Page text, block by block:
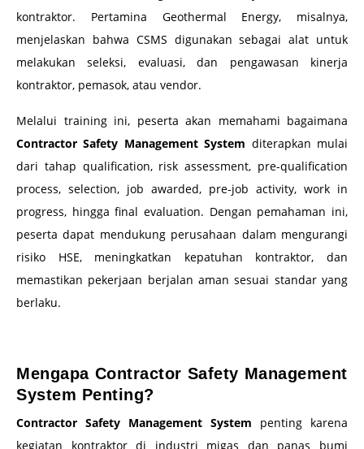
kontraktor. Pertamina Geothermal Energy, misalnya,
menjelaskan bahwa CSMS digunakan sebagai alat untuk
melakukan seleksi, evaluasi, dan pengawasan kinerja
kontraktor, pemasok, atau vendor.
Melalui training ini, peserta akan memahami bagaimana
Contractor Safety Management System diterapkan mulai
dari tahap qualification, risk assessment, pre-qualification
process, selection, job awarded, pre-job activity, work in
progress, hingga final evaluation. Dengan pemahaman ini,
peserta dapat mendukung perusahaan dalam mengurangi
risiko HSE, meningkatkan kepatuhan kontraktor, dan
memastikan pekerjaan berjalan aman sesuai standar yang
berlaku.
Mengapa Contractor Safety Management
System Penting?
Contractor Safety Management System penting karena
kegiatan kontraktor di industri migas dan panas bumi